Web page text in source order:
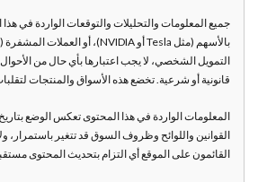
جميع المعلومات والتحليلات والتوقعات الواردة في
التمويل الشخصي، لا يجب اعتبارها بأي حال من الأحوال
قانونية أو شرعية. تخضع هذه الأسواق والمنتجات
المعلومات الواردة في هذا المحتوى تعكس الوضع
القوانين واللوائح وظروف السوق قد تتغير باستمرار،
القائمون على الموقع أي التزام بتحديث المحتوى